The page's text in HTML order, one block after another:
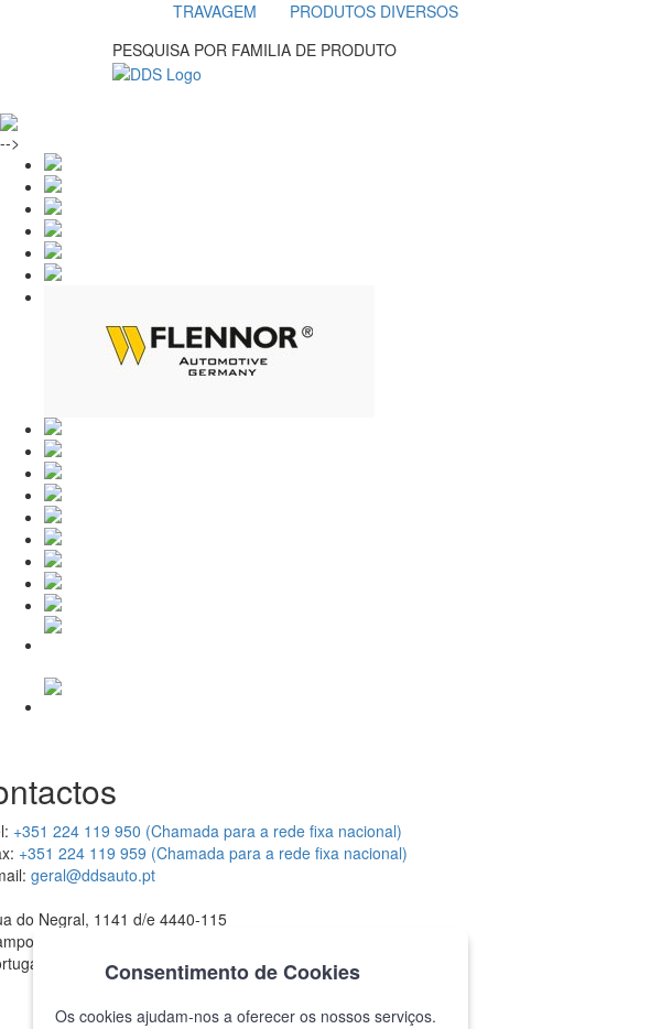
TRAVAGEM
PRODUTOS DIVERSOS
PESQUISA POR FAMILIA DE PRODUTO
-->
+351 224 119 950 (Chamada para a rede fixa nacional)
+351 224 119 959 (Chamada para a rede fixa nacional)
geral@ddsauto.pt
do Negral, 1141 d/e 4440-115
Valongo
Consentimento de Cookies
Os cookies ajudam-nos a oferecer os nossos serviços.